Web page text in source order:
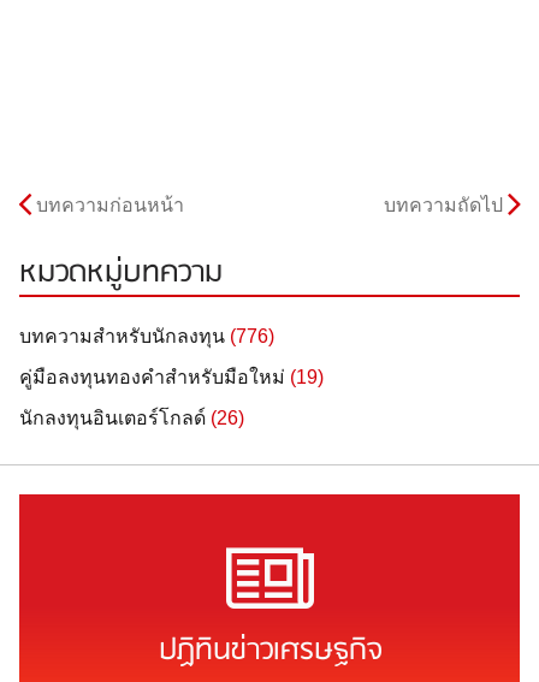
บทความก่อนหน้า บทความถัดไป
หมวดหมู่บทความ
บทความสำหรับนักลงทุน (776)
คู่มือลงทุนทองคำสำหรับมือใหม่ (19)
นักลงทุนอินเตอร์โกลด์ (26)
ปฏิทินข่าวเศรษฐกิจ